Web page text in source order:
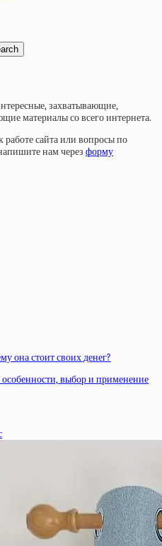
захватывающие,
материалы со всего интернета.
сайта или вопросы по
нам через форму
она стоит своих денег?
особенности, выбор и применение